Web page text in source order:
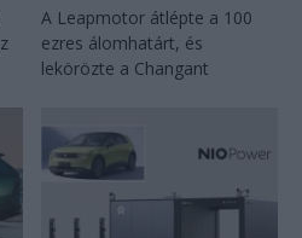
A Leapmotor átlépte a 100
ezres álomhatárt, és
lekörözte a Changant